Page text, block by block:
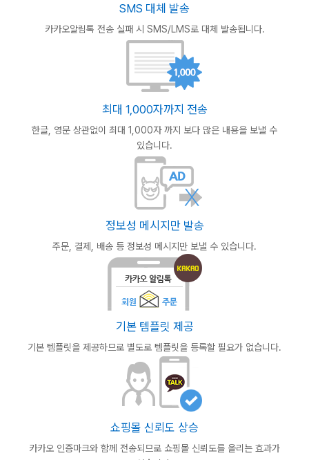
SMS 대체 발송
카카오알림톡 전송 실패 시 SMS/LMS로 대체 발송됩니다.
최대 1,000자까지 전송
한글, 영문 상관없이 최대 1,000자 까지 보다 많은 내용을 보낼 수
있습니다.
정보성 메시지만 발송
주문, 결제, 배송 등 정보성 메시지만 보낼 수 있습니다.
기본 템플릿 제공
기본 템플릿을 제공하므로 별도로 템플릿을 등록할 필요가 없습니다.
쇼핑몰 신뢰도 상승
카카오 인증마크와 함께 전송되므로 쇼핑몰 신뢰도를 올리는 효과가